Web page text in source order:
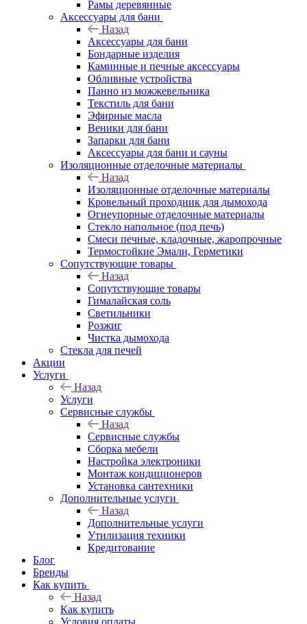
Рамы деревянные
Аксессуары для бани
Назад
Аксессуары для бани
Бондарные изделия
Каминные и печные аксессуары
Обливные устройства
Панно из можжевельника
Текстиль для бани
Эфирные масла
Веники для бани
Запарки для бани
Аксессуары для бани и сауны
Изоляционные отделочные материалы
Назад
Изоляционные отделочные материалы
Кровельный проходник для дымохода
Огнеупорные отделочные материалы
Стекло напольное (под печь)
Смеси печные, кладочные, жаропрочные
Термостойкие Эмали, Герметики
Сопутствующие товары
Назад
Сопутствующие товары
Гималайская соль
Светильники
Розжиг
Чистка дымохода
Стекла для печей
Акции
Услуги
Назад
Услуги
Сервисные службы
Назад
Сервисные службы
Сборка мебели
Настройка электроники
Монтаж кондиционеров
Установка сантехники
Дополнительные услуги
Назад
Дополнительные услуги
Утилизация техники
Кредитование
Блог
Бренды
Как купить
Назад
Как купить
Условия оплаты